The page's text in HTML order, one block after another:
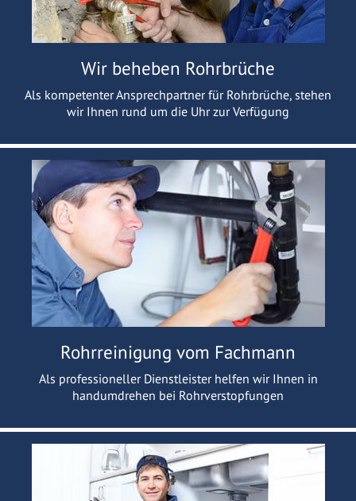
Wir beheben Rohrbrüche
Als kompetenter Ansprechpartner für Rohrbrüche, stehen
wir Ihnen rund um die Uhr zur Verfügung
Rohrreinigung vom Fachmann
Als professioneller Dienstleister helfen wir Ihnen in
handumdrehen bei Rohrverstopfungen